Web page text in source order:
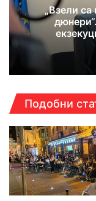
„Взели са
Подобни